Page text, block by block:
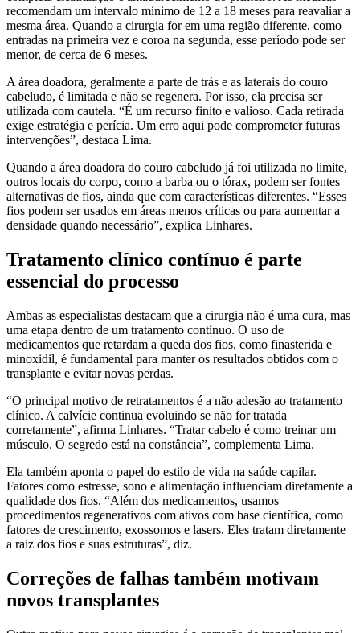
recomendam um intervalo mínimo de 12 a 18 meses para reavaliar a
mesma área. Quando a cirurgia for em uma região diferente, como
entradas na primeira vez e coroa na segunda, esse período pode ser
menor, de cerca de 6 meses.
A área doadora, geralmente a parte de trás e as laterais do couro
cabeludo, é limitada e não se regenera. Por isso, ela precisa ser
utilizada com cautela. “É um recurso finito e valioso. Cada retirada
exige estratégia e perícia. Um erro aqui pode comprometer futuras
intervenções”, destaca Lima.
Quando a área doadora do couro cabeludo já foi utilizada no limite,
outros locais do corpo, como a barba ou o tórax, podem ser fontes
alternativas de fios, ainda que com características diferentes. “Esses
fios podem ser usados em áreas menos críticas ou para aumentar a
densidade quando necessário”, explica Linhares.
Tratamento clínico contínuo é parte
essencial do processo
Ambas as especialistas destacam que a cirurgia não é uma cura, mas
uma etapa dentro de um tratamento contínuo. O uso de
medicamentos que retardam a queda dos fios, como finasterida e
minoxidil, é fundamental para manter os resultados obtidos com o
transplante e evitar novas perdas.
“O principal motivo de retratamentos é a não adesão ao tratamento
clínico. A calvície continua evoluindo se não for tratada
corretamente”, afirma Linhares. “Tratar cabelo é como treinar um
músculo. O segredo está na constância”, complementa Lima.
Ela também aponta o papel do estilo de vida na saúde capilar.
Fatores como estresse, sono e alimentação influenciam diretamente a
qualidade dos fios. “Além dos medicamentos, usamos
procedimentos regenerativos com ativos com base científica, como
fatores de crescimento, exossomos e lasers. Eles tratam diretamente
a raiz dos fios e suas estruturas”, diz.
Correções de falhas também motivam
novos transplantes